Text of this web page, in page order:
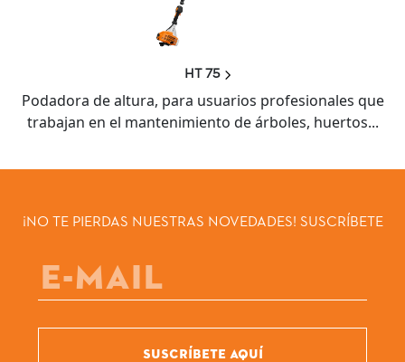
HT 75
Podadora de altura, para usuarios profesionales que
trabajan en el mantenimiento de árboles, huertos...
¡NO TE PIERDAS NUESTRAS NOVEDADES! SUSCRÍBETE
SUSCRÍBETE AQUÍ